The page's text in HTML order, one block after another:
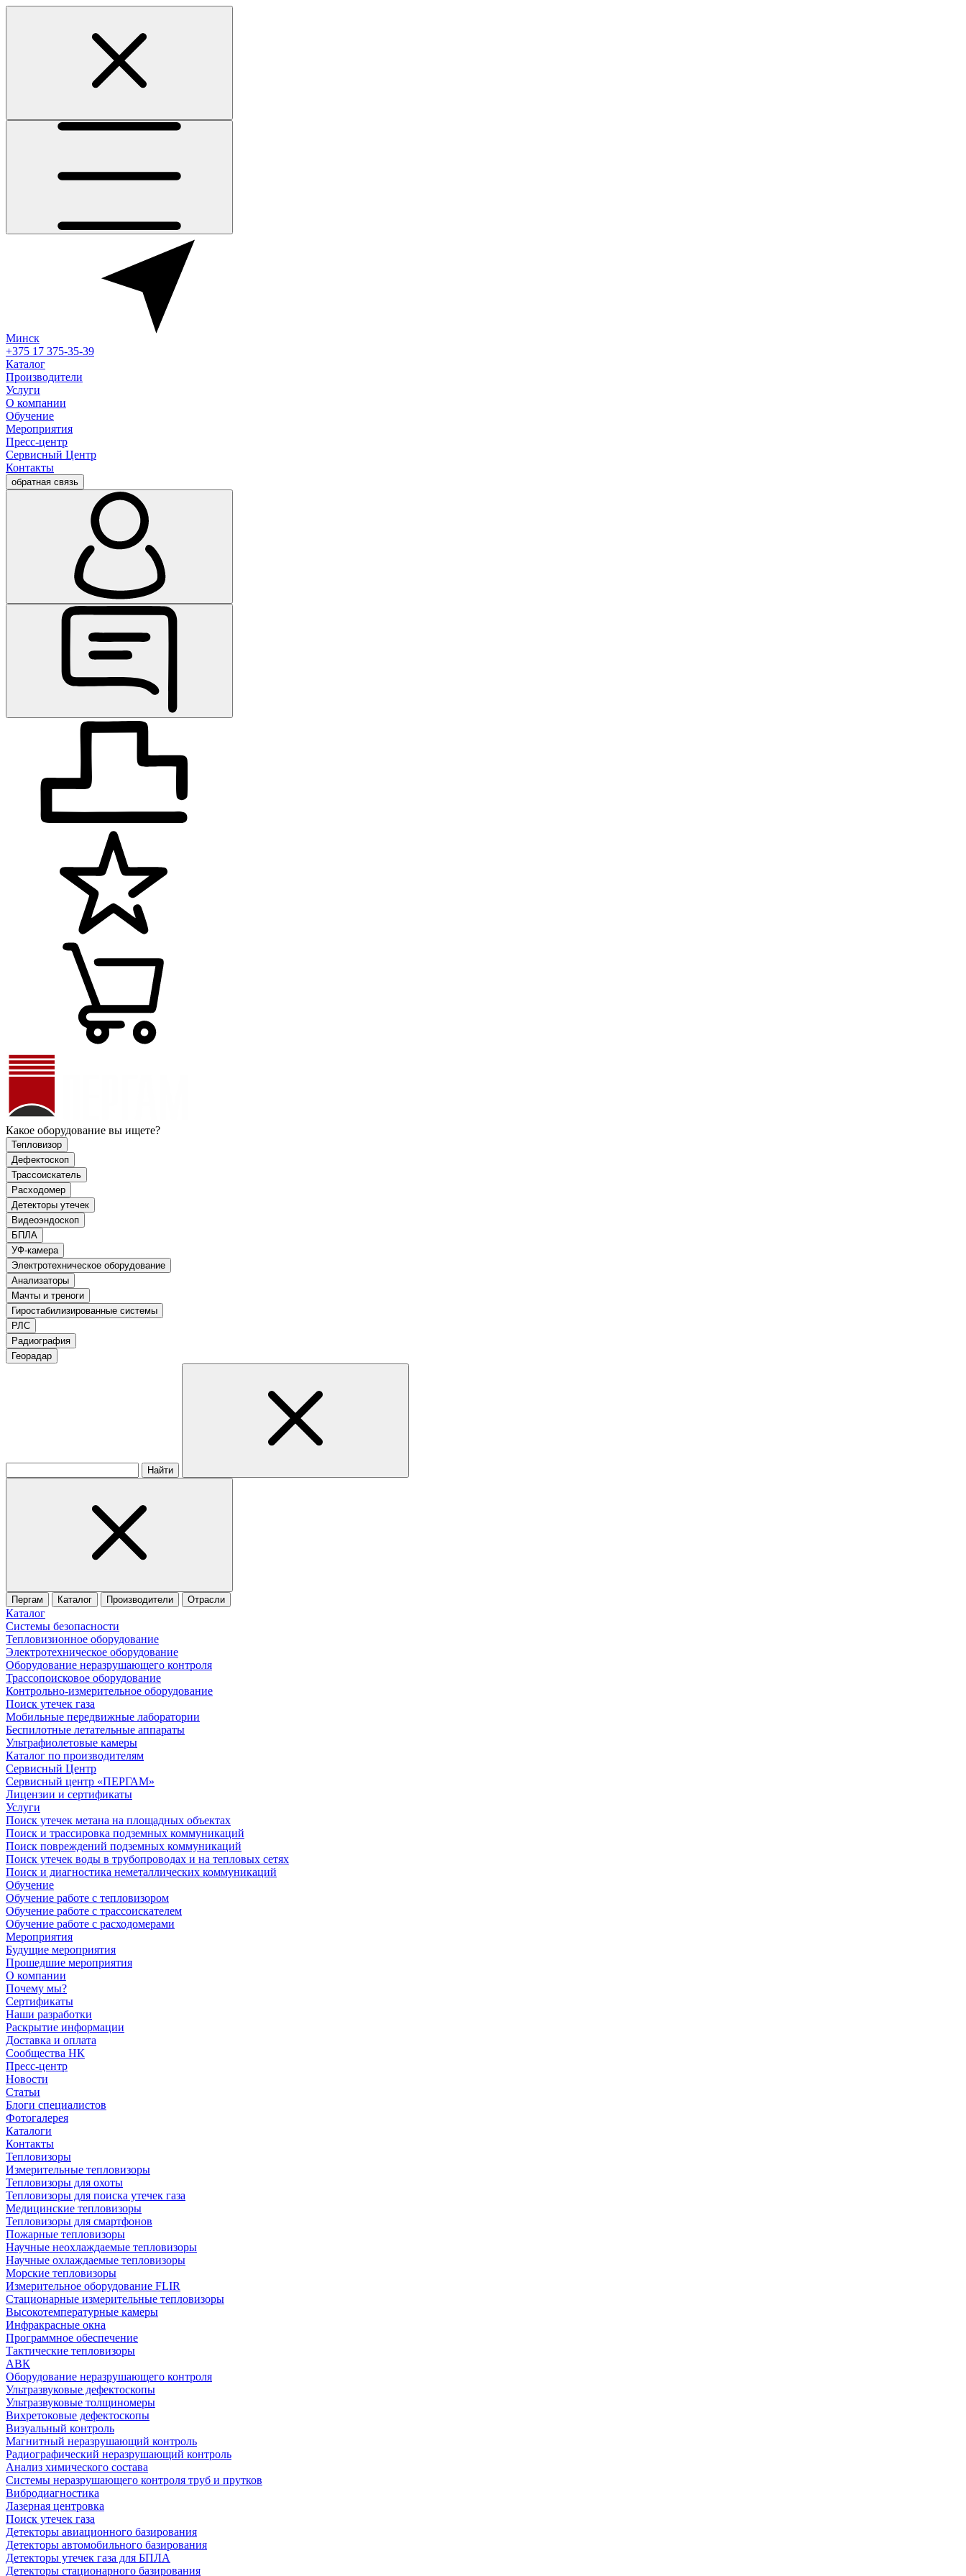
Минск
+375 17 375-35-39
Каталог
Производители
Услуги
О компании
Обучение
Мероприятия
Пресс-центр
Сервисный Центр
Контакты
обратная связь
Какое оборудование вы ищете?
Тепловизор
Дефектоскоп
Трассоискатель
Расходомер
Детекторы утечек
Видеоэндоскоп
БПЛА
УФ-камера
Электротехническое оборудование
Анализаторы
Мачты и треноги
Гиростабилизированные системы
РЛС
Радиография
Георадар
Найти
Пергам Каталог Производители Отрасли
Каталог
Системы безопасности
Тепловизионное оборудование
Электротехническое оборудование
Оборудование неразрушающего контроля
Трассопоисковое оборудование
Контрольно-измерительное оборудование
Поиск утечек газа
Мобильные передвижные лаборатории
Беспилотные летательные аппараты
Ультрафиолетовые камеры
Каталог по производителям
Сервисный Центр
Сервисный центр «ПЕРГАМ»
Лицензии и сертификаты
Услуги
Поиск утечек метана на площадных объектах
Поиск и трассировка подземных коммуникаций
Поиск повреждений подземных коммуникаций
Поиск утечек воды в трубопроводах и на тепловых сетях
Поиск и диагностика неметаллических коммуникаций
Обучение
Обучение работе с тепловизором
Обучение работе с трассоискателем
Обучение работе с расходомерами
Мероприятия
Будущие мероприятия
Прошедшие мероприятия
О компании
Почему мы?
Сертификаты
Наши разработки
Раскрытие информации
Доставка и оплата
Сообщества НК
Пресс-центр
Новости
Статьи
Блоги специалистов
Фотогалерея
Каталоги
Контакты
Тепловизоры
Измерительные тепловизоры
Тепловизоры для охоты
Тепловизоры для поиска утечек газа
Медицинские тепловизоры
Тепловизоры для смартфонов
Пожарные тепловизоры
Научные неохлаждаемые тепловизоры
Научные охлаждаемые тепловизоры
Морские тепловизоры
Измерительное оборудование FLIR
Стационарные измерительные тепловизоры
Высокотемпературные камеры
Инфракрасные окна
Программное обеспечение
Тактические тепловизоры
АВК
Оборудование неразрушающего контроля
Ультразвуковые дефектоскопы
Ультразвуковые толщиномеры
Вихретоковые дефектоскопы
Визуальный контроль
Магнитный неразрушающий контроль
Радиографический неразрушающий контроль
Анализ химического состава
Системы неразрушающего контроля труб и прутков
Вибродиагностика
Лазерная центровка
Поиск утечек газа
Детекторы авиационного базирования
Детекторы автомобильного базирования
Детекторы утечек газа для БПЛА
Детекторы стационарного базирования